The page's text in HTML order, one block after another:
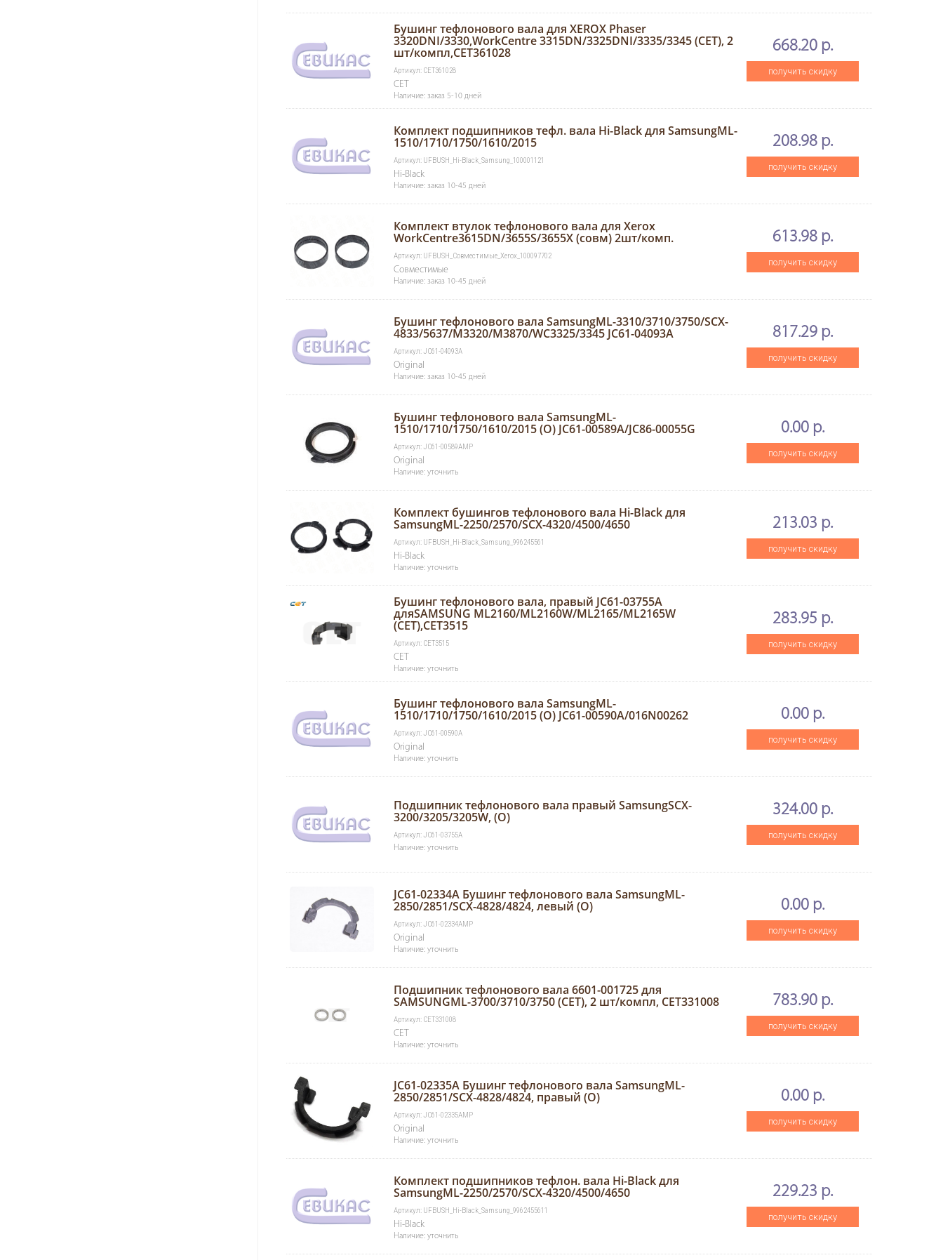
Бушинг тефлонового вала для XEROX Phaser
3320DNI/3330,WorkCentre 3315DN/3325DNI/3335/3345 (CET), 2
шт/компл,CET361028
Артикул: CET361028
CET
Наличие: заказ 5-10 дней
668.20 р.
получить скидку
Комплект подшипников тефл. вала Hi-Black для SamsungML-
1510/1710/1750/1610/2015
Артикул: UFBUSH_Hi-Black_Samsung_100001121
Hi-Black
Наличие: заказ 10-45 дней
208.98 р.
получить скидку
Комплект втулок тефлонового вала для Xerox
WorkCentre3615DN/3655S/3655X (совм) 2шт/комп.
Артикул: UFBUSH_Совместимые_Xerox_100097702
Совместимые
Наличие: заказ 10-45 дней
613.98 р.
получить скидку
Бушинг тефлонового вала SamsungML-3310/3710/3750/SCX-
4833/5637/M3320/M3870/WC3325/3345 JC61-04093A
Артикул: JC61-04093A
Original
Наличие: заказ 10-45 дней
817.29 р.
получить скидку
Бушинг тефлонового вала SamsungML-
1510/1710/1750/1610/2015 (O) JC61-00589A/JC86-00055G
Артикул: JC61-00589AMP
Original
Наличие: уточнить
0.00 р.
получить скидку
Комплект бушингов тефлонового вала Hi-Black для
SamsungML-2250/2570/SCX-4320/4500/4650
Артикул: UFBUSH_Hi-Black_Samsung_996245561
Hi-Black
Наличие: уточнить
213.03 р.
получить скидку
Бушинг тефлонового вала, правый JC61-03755A
дляSAMSUNG ML2160/ML2160W/ML2165/ML2165W
(CET),CET3515
Артикул: CET3515
CET
Наличие: уточнить
283.95 р.
получить скидку
Бушинг тефлонового вала SamsungML-
1510/1710/1750/1610/2015 (O) JC61-00590A/016N00262
Артикул: JC61-00590A
Original
Наличие: уточнить
0.00 р.
получить скидку
Подшипник тефлонового вала правый SamsungSCX-
3200/3205/3205W, (O)
Артикул: JC61-03755A
Наличие: уточнить
324.00 р.
получить скидку
JC61-02334A Бушинг тефлонового вала SamsungML-
2850/2851/SCX-4828/4824, левый (O)
Артикул: JC61-02334AMP
Original
Наличие: уточнить
0.00 р.
получить скидку
Подшипник тефлонового вала 6601-001725 для
SAMSUNGML-3700/3710/3750 (CET), 2 шт/компл, CET331008
Артикул: CET331008
CET
Наличие: уточнить
783.90 р.
получить скидку
JC61-02335A Бушинг тефлонового вала SamsungML-
2850/2851/SCX-4828/4824, правый (O)
Артикул: JC61-02335AMP
Original
Наличие: уточнить
0.00 р.
получить скидку
Комплект подшипников тефлон. вала Hi-Black для
SamsungML-2250/2570/SCX-4320/4500/4650
Артикул: UFBUSH_Hi-Black_Samsung_9962455611
Hi-Black
Наличие: уточнить
229.23 р.
получить скидку